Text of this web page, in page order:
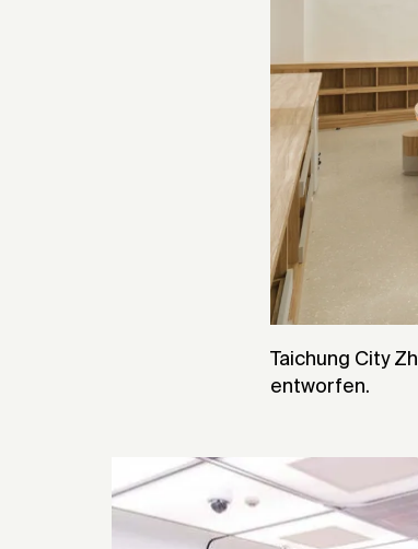
Taichung City
entworfen.